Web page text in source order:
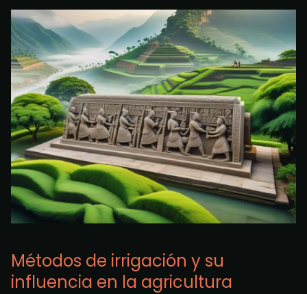
Métodos de irrigación y su
influencia en la agricultura